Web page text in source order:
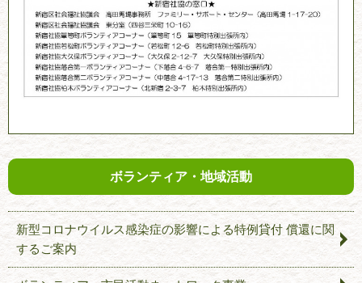
ボランティア・地域活動
新型コロナウイルス感染症の影響による特例貸付 償還に関
するご案内